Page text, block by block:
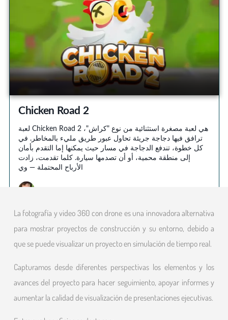
La fotografía y video 360 con drone es una innovadora alternativa
para mostrar proyectos de construcción y su entorno, debido a
que se puede visualizar un proyecto en simulación de tiempo real.
Capturamos desde diferentes perspectivas los elementos y los
avances del proyecto para hacer seguimiento, apoyar informes y
aumentar la calidad de visualización de presentaciones ejecutivas.